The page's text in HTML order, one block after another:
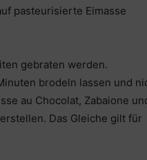
pasteurisierte Eimasse
gebraten werden.
brodeln lassen und
au Chocolat, Zabaione
Das Gleiche gilt für